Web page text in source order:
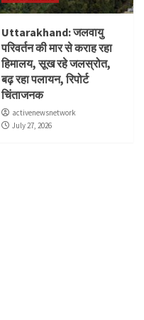
Uttarakhand: जलवायु
परिवर्तन की मार से कराह रहा
हिमालय, सूख रहे जलस्रोत,
बढ़ रहा पलायन, रिपोर्ट
चिंताजनक
activenewsnetwork
July 27, 2026